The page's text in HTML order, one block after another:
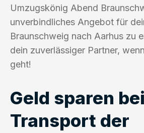
Umzugskönig Abend
unverbindliches Angebot für
Braunschweig nach Aarhus zu
dein zuverlässiger Partner,
geht!
Geld sparen
Transport der